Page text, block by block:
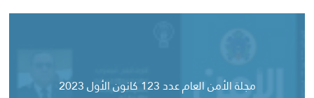
مجلة الأمن العام عدد 123 كانون الأول 2023